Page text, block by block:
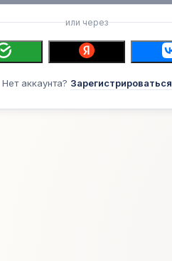
или через
Нет аккаунта? Зарегистрироваться